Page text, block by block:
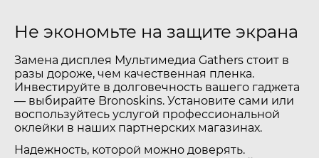
Не экономьте на защите экрана
Замена дисплея Мультимедиа Gathers стоит в
разы дороже, чем качественная пленка.
Инвестируйте в долговечность вашего гаджета
— выбирайте Bronoskins. Установите сами или
воспользуйтесь услугой профессиональной
оклейки в наших партнерских магазинах.
Надежность, которой можно доверять.